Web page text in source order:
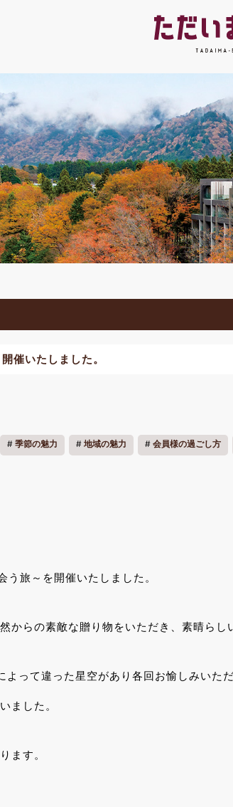
催いたしました。
季節の魅力 地域の魅力 会員様の過ごし方
旅～を開催いたしました。
からの素敵な贈り物をいただき、素晴らし
って違った星空があり各回お愉しみいただ
ました。
ます。